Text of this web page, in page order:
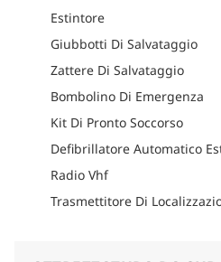
subacquea e l'apprezzamento
Parti per un viaggio
siti di immersione.
Come arrivare
Per informazioni dettagliate su
sezione logistica di ogni
Estintore
Giubbotti Di Salvataggio
Zattere Di Salvataggio
Bombolino Di Emergenza
Kit Di Pronto Soccorso
Defibrillatore Automatico
Radio Vhf
Trasmettitore Di